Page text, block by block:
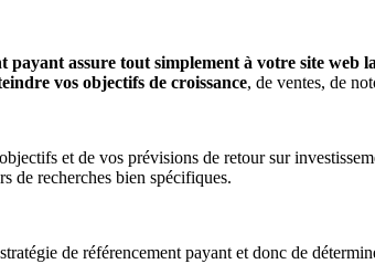
payant assure tout simplement à votre site web
vos objectifs de croissance, de ventes, de
et de vos prévisions de retour sur
de recherches bien spécifiques.
de référencement payant et donc de